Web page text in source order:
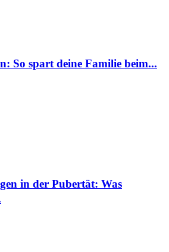
So spart deine Familie beim...
in der Pubertät: Was